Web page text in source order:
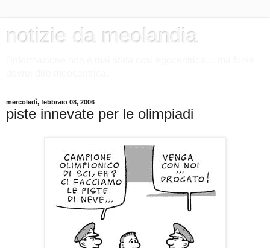
notizie da meolandia
mercoledì, febbraio 08, 2006
piste innevate per le olimpiadi